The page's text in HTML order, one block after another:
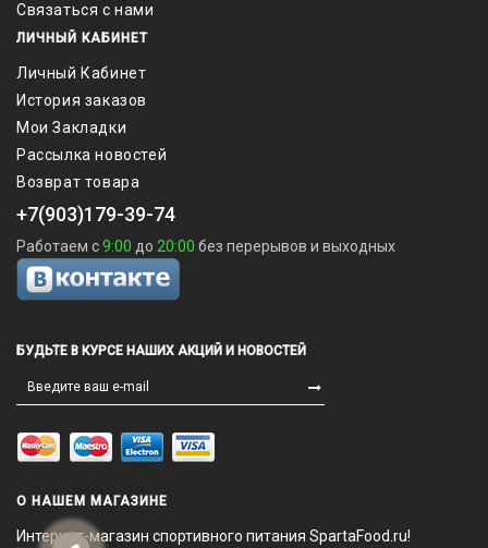
Связаться с нами
ЛИЧНЫЙ КАБИНЕТ
Личный Кабинет
История заказов
Мои Закладки
Рассылка новостей
Возврат товара
+7(903)179-39-74
Работаем с9:00 до 20:00 без перерывов и выходных
БУДЬТЕ В КУРСЕ НАШИХ АКЦИЙ И НОВОСТЕЙ
О НАШЕМ МАГАЗИНЕ
Интернет-магазин спортивного питания SpartaFood.ru!